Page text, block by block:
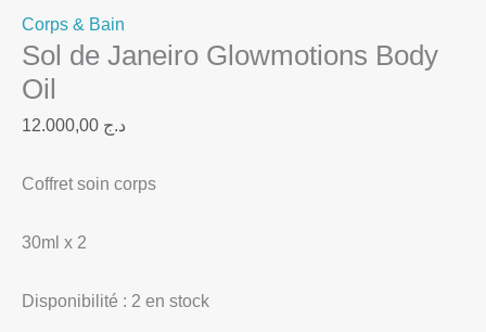
Corps & Bain
Sol de Janeiro Glowmotions Body
Oil
د.ج
Coffret soin corps
30ml x 2
Disponibilité : 2 en stock